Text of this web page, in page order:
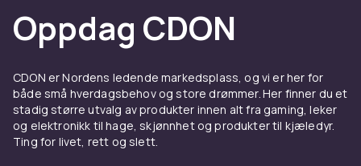
Oppdag CDON
CDON er Nordens ledende markedsplass, og vi er her for
både små hverdagsbehov og store drømmer. Her finner du et
stadig større utvalg av produkter innen alt fra gaming, leker
og elektronikk til hage, skjønnhet og produkter til kjæledyr.
Ting for livet, rett og slett.